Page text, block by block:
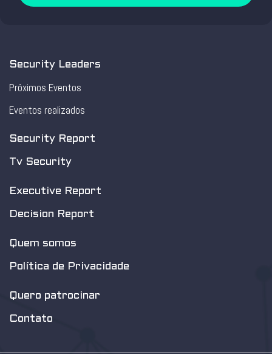
Security Leaders
Próximos Eventos
Eventos realizados
Security Report
Tv Security
Executive Report
Decision Report
Quem somos
Política de Privacidade
Quero patrocinar
Contato